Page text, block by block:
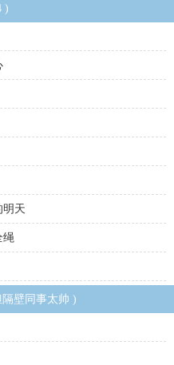
)
明天
绳
壁同事太帅 )